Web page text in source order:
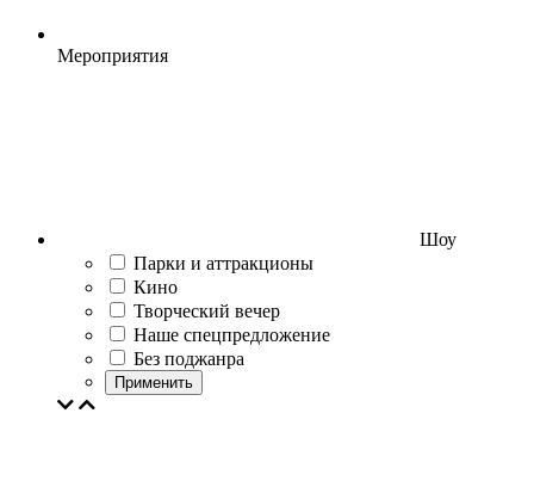
Мероприятия
Шоу
Парки и аттракционы
Кино
Творческий вечер
Наше спецпредложение
Без поджанра
Применить